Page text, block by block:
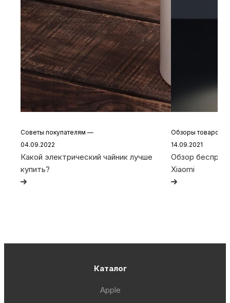
Советы покупателям —
04.09.2022
Какой электрический чайник лучше
купить?
Обзоры товаров
14.09.2021
Обзор
Xiaomi
Каталог
Apple